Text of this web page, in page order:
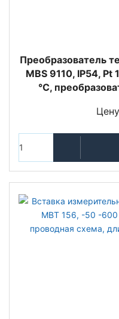
Преобразователь
MBS 9110, IP54,
°C,